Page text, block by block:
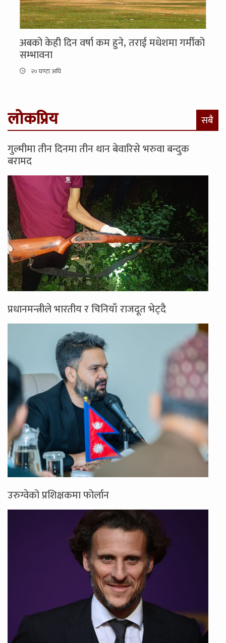
अबको केही दिन वर्षा कम हुने, तराई मधेशमा गर्मीको
सम्भावना
२० घण्टा अघि
लोकप्रिय सबै
गुल्मीमा तीन दिनमा तीन थान बेवारिसे भरुवा बन्दुक
बरामद
प्रधानमन्त्रीले भारतीय र चिनियाँ राजदूत भेट्दै
उरुग्वेको प्रशिक्षकमा फोर्लान